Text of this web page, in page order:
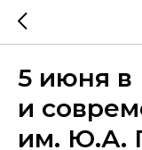
5 июня в
и
им. Ю.А.